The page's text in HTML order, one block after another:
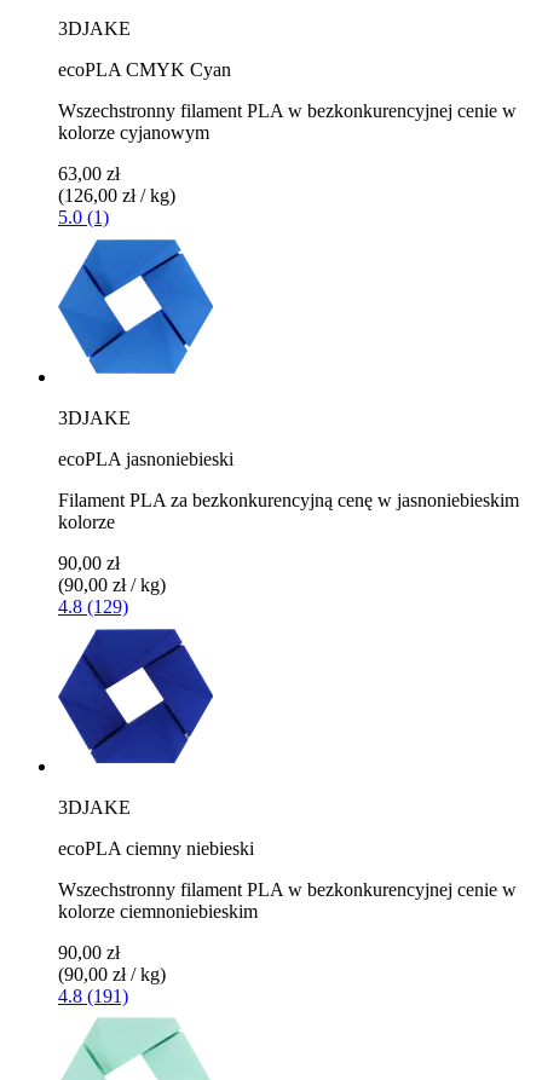
3DJAKE
ecoPLA CMYK Cyan
Wszechstronny filament PLA w bezkonkurencyjnej cenie w
kolorze cyjanowym
63,00 zł
(126,00 zł / kg)
5.0 (1)
3DJAKE
ecoPLA jasnoniebieski
Filament PLA za bezkonkurencyjną cenę w jasnoniebieskim
kolorze
90,00 zł
(90,00 zł / kg)
4.8 (129)
3DJAKE
ecoPLA ciemny niebieski
Wszechstronny filament PLA w bezkonkurencyjnej cenie w
kolorze ciemnoniebieskim
90,00 zł
(90,00 zł / kg)
4.8 (191)